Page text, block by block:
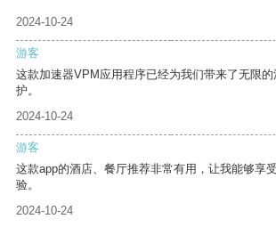
2024-10-24
游客
这款加速器VPM应用程序已经为我们带来了无限
护。
2024-10-24
游客
这款app的酒店、餐厅推荐非常有用，让我能够享
验。
2024-10-24